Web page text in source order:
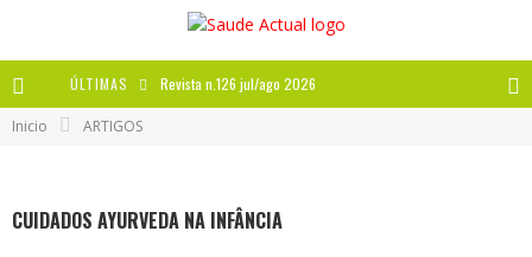
ÚLTIMAS Revista n.126 jul/ago 2026
A IMPORTÂNCIA DOS ANTIOXIDANTES
Inicio ARTIGOS
CUIDADOS AYURVEDA NA INFÂNCIA